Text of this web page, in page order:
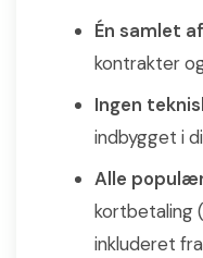
Én samlet
kontrakter
Ingen
indbygget i
Alle
kortbetaling
inkluderet